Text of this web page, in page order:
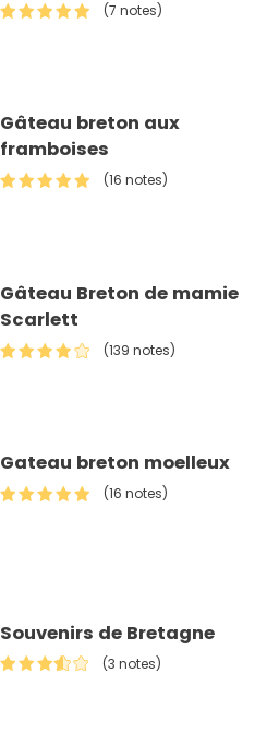
(7 notes)
Gâteau breton aux
framboises
(16 notes)
Gâteau Breton de mamie
Scarlett
(139 notes)
Gateau breton moelleux
(16 notes)
Souvenirs de Bretagne
(3 notes)